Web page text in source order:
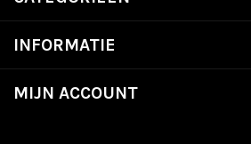
INFORMATIE
MIJN ACCOUNT